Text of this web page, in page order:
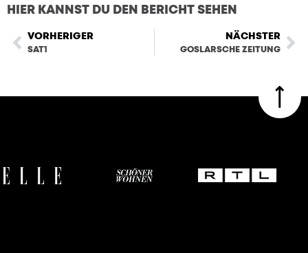
HIER KANNST DU DEN BERICHT SEHEN
VORHERIGER
SAT1
NÄCHSTER
GOSLARSCHE ZEITUNG